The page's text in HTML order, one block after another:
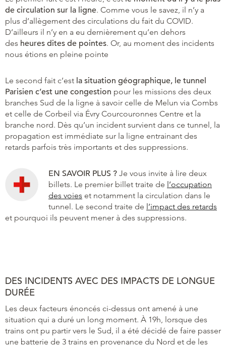
de circulation sur la ligne. Comme vous le savez, il n’y a
plus d’allègement des circulations du fait du COVID.
D’ailleurs il n’y en a eu dernièrement qu’en dehors
des heures dites de pointes. Or, au moment des incidents
nous étions en pleine pointe
Le second fait c’est la situation géographique, le tunnel
Parisien c’est une congestion pour les missions des deux
branches Sud de la ligne à savoir celle de Melun via Combs
et celle de Corbeil via Évry Courcouronnes Centre et la
branche nord. Dès qu’un incident survient dans ce tunnel, la
propagation est immédiate sur la ligne entrainant des
retards parfois très importants et des suppressions.
EN SAVOIR PLUS ? Je vous invite à lire deux
billets. Le premier billet traite de l’occupation
des voies et notamment la circulation dans le
tunnel. Le second traite de l’impact des retards
et pourquoi ils peuvent mener à des suppressions.
DES INCIDENTS AVEC DES IMPACTS DE LONGUE
DURÉE
Les deux facteurs énoncés ci-dessus ont amené à une
situation qui a duré un long moment. À 19h, lorsque des
trains ont pu partir vers le Sud, il a été décidé de faire passer
une batterie de 3 trains en provenance du Nord et de les